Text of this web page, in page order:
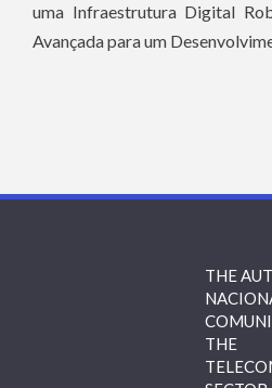
uma Infraestrutura Digital
Avançada para um
THE
THE